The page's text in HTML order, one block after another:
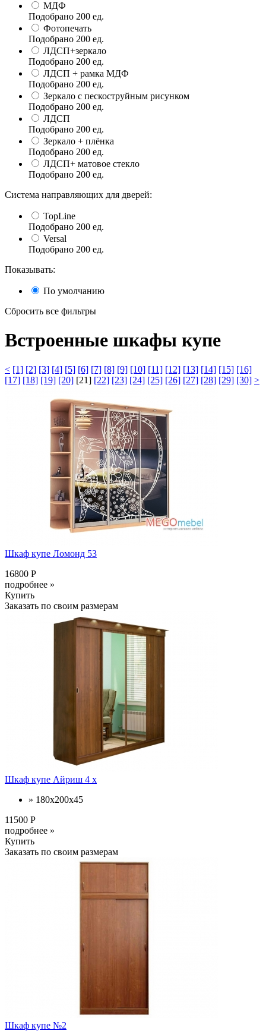
МДФ
Подобрано 200 ед.
Фотопечать
Подобрано 200 ед.
ЛДСП+зеркало
Подобрано 200 ед.
ЛДСП + рамка МДФ
Подобрано 200 ед.
Зеркало с пескоструйным рисунком
Подобрано 200 ед.
ЛДСП
Подобрано 200 ед.
Зеркало + плёнка
Подобрано 200 ед.
ЛДСП+ матовое стекло
Подобрано 200 ед.
Система направляющих для дверей:
TopLine
Подобрано 200 ед.
Versal
Подобрано 200 ед.
Показывать:
По умолчанию
Сбросить все фильтры
Встроенные шкафы купе
< [1] [2] [3] [4] [5] [6] [7] [8] [9] [10] [11] [12] [13] [14] [15] [16]
[17] [18] [19] [20] [21] [22] [23] [24] [25] [26] [27] [28] [29] [30] >
Шкаф купе Ломонд 53
16800 Р
подробнее »
Купить
Заказать по своим размерам
Шкаф купе Айриш 4 х
» 180х200х45
11500 Р
подробнее »
Купить
Заказать по своим размерам
Шкаф купе №2